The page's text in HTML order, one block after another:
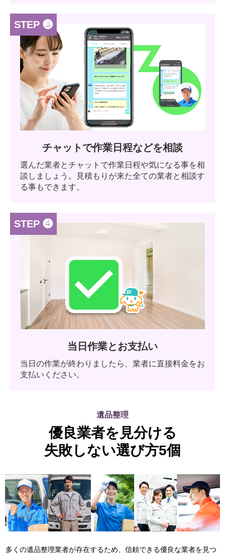
STEP ❸
チャットで作業日程などを相談
選んだ業者とチャットで作業日程や気になる事を相
談しましょう。見積もりが来た全ての業者と相談す
る事もできます。
STEP ❹
当日作業とお支払い
当日の作業が終わりましたら、業者に直接料金をお
支払いください。
遺品整理
優良業者を見分ける
失敗しない選び方5個
多くの遺品整理業者が存在するため、信頼できる優良な業者を見つ